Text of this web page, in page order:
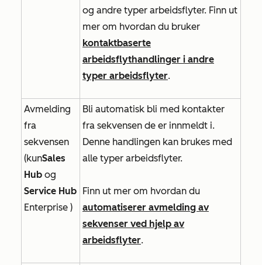
og andre typer arbeidsflyter. Finn ut
mer om hvordan du bruker
kontaktbaserte
arbeidsflythandlinger i andre
typer arbeidsflyter.
Avmelding
fra
sekvensen
(kunSales
Hub og
Service Hub
Enterprise )
Bli automatisk bli med kontakter
fra sekvensen de er innmeldt i.
Denne handlingen kan brukes med
alle typer arbeidsflyter.
Finn ut mer om hvordan du
automatiserer avmelding av
sekvenser ved hjelp av
arbeidsflyter.